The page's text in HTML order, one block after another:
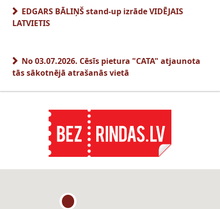
EDGARS BĀLIŅŠ stand-up izrāde VIDĒJAIS
LATVIETIS
No 03.07.2026. Cēsīs pietura "CATA" atjaunota
tās sākotnējā atrašanās vietā